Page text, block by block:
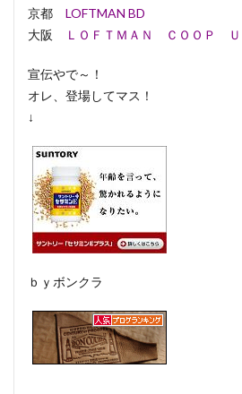
京都 LOFTMAN BD
大阪
ＬＯＦＴＭＡＮ ＣＯＯＰ Ｕ
宣伝やで～！
オレ、登場してマス！
↓
ｂｙボンクラ